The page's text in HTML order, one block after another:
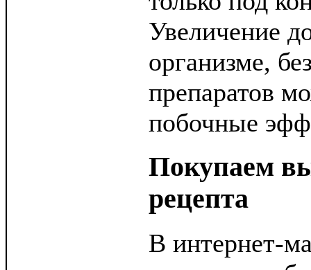
Увеличение
организме,
препаратов
побочные
Покупаем
рецепта
В интернет-